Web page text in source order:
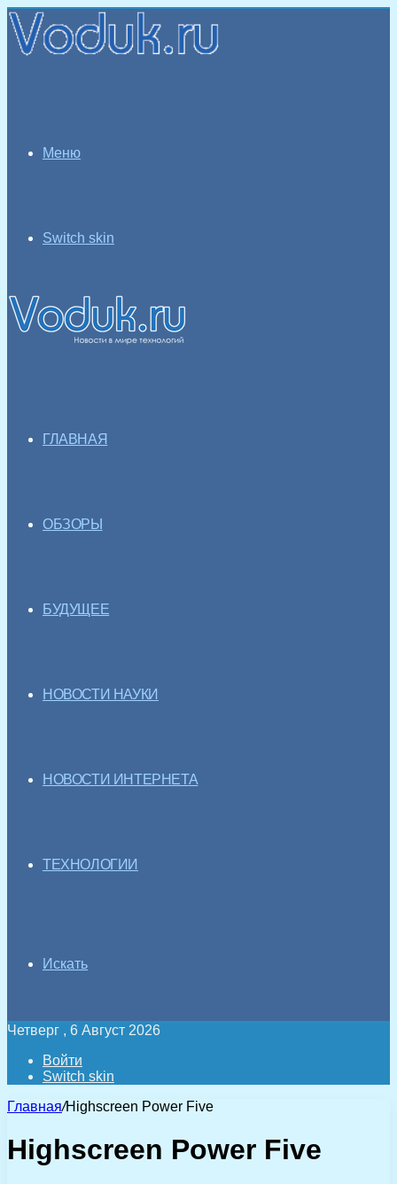
Меню
Switch skin
ГЛАВНАЯ
ОБЗОРЫ
БУДУЩЕЕ
НОВОСТИ НАУКИ
НОВОСТИ ИНТЕРНЕТА
ТЕХНОЛОГИИ
Искать
Четверг , 6 Август 2026
Войти
Switch skin
Главная/Highscreen Power Five
Highscreen Power Five